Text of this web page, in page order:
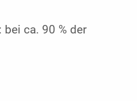
ca. 90 % der